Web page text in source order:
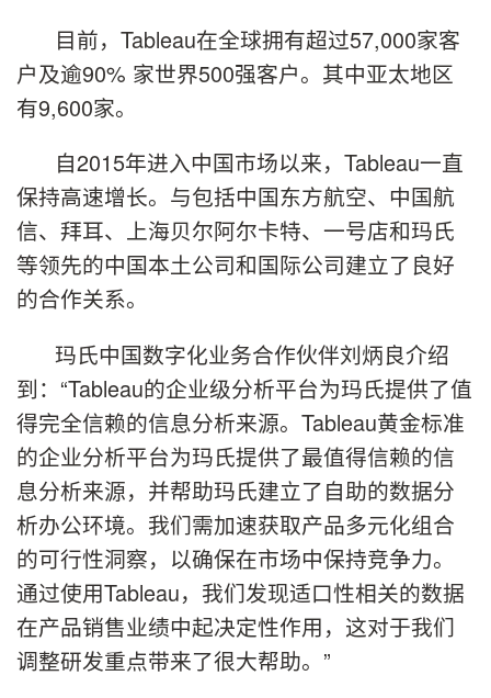
目前，Tableau在全球拥有超过57,000家客
户及逾90% 家世界500强客户。其中亚太地区
有9,600家。
自2015年进入中国市场以来，Tableau一直
保持高速增长。与包括中国东方航空、中国航
信、拜耳、上海贝尔阿尔卡特、一号店和玛氏
等领先的中国本土公司和国际公司建立了良好
的合作关系。
玛氏中国数字化业务合作伙伴刘炳良介绍
到：“Tableau的企业级分析平台为玛氏提供了值
得完全信赖的信息分析来源。Tableau黄金标准
的企业分析平台为玛氏提供了最值得信赖的信
息分析来源，并帮助玛氏建立了自助的数据分
析办公环境。我们需加速获取产品多元化组合
的可行性洞察，以确保在市场中保持竞争力。
通过使用Tableau，我们发现适口性相关的数据
在产品销售业绩中起决定性作用，这对于我们
调整研发重点带来了很大帮助。”